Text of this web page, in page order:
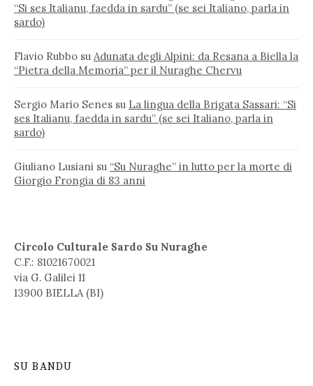
“Si ses Italianu, faedda in sardu” (se sei Italiano, parla in
sardo)
Flavio Rubbo su Adunata degli Alpini: da Resana a Biella la
“Pietra della Memoria” per il Nuraghe Chervu
Sergio Mario Senes su La lingua della Brigata Sassari: “Si
ses Italianu, faedda in sardu” (se sei Italiano, parla in
sardo)
Giuliano Lusiani su “Su Nuraghe” in lutto per la morte di
Giorgio Frongia di 83 anni
Circolo Culturale Sardo Su Nuraghe
C.F.: 81021670021
via G. Galilei 11
13900 BIELLA (BI)
SU BANDU